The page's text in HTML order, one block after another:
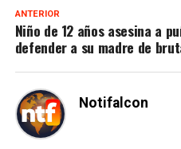
ANTERIOR
Niño de 12 años asesina a
defender a su madre de
Notifalcon